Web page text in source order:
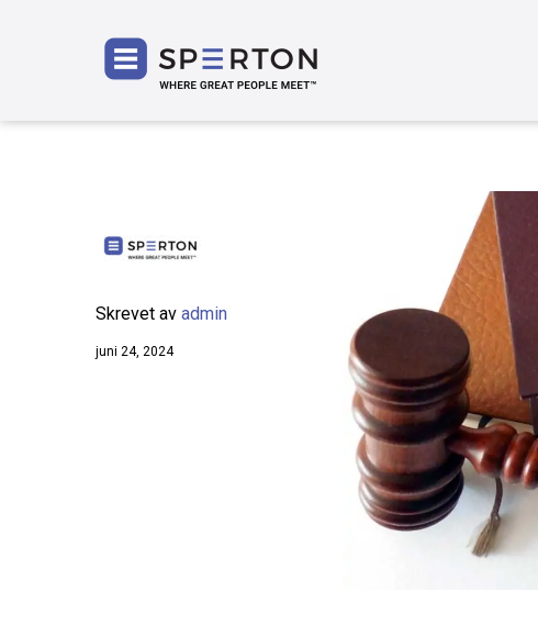
Skrevet av admin
juni 24, 2024